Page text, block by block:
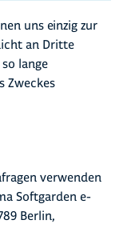
uns einzig zur
an Dritte
lange
Zweckes
verwenden
Softgarden e-
Berlin,